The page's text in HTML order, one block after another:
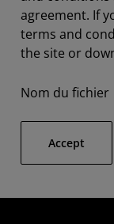
agreement. If
terms and
the site or
Nom du fichier
Accept